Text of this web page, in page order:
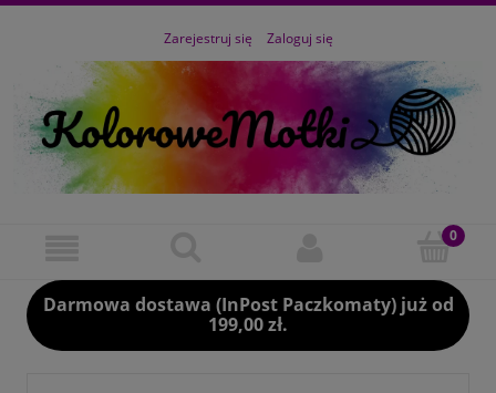
Zarejestruj się Zaloguj się
Darmowa dostawa (InPost Paczkomaty) już od
199,00 zł.